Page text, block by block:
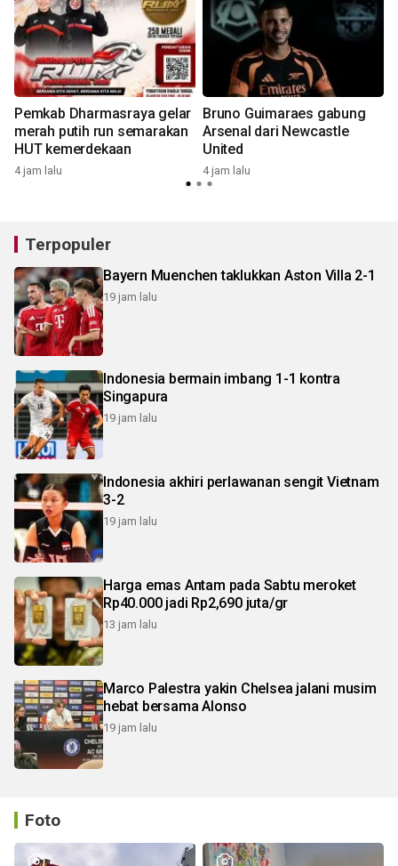
Pemkab Dharmasraya gelar
merah putih run semarakan
HUT kemerdekaan
4 jam lalu
Bruno Guimaraes gabung
Arsenal dari Newcastle
United
4 jam lalu
Terpopuler
Bayern Muenchen taklukkan Aston Villa 2-1
19 jam lalu
Indonesia bermain imbang 1-1 kontra
Singapura
19 jam lalu
Indonesia akhiri perlawanan sengit Vietnam
3-2
19 jam lalu
Harga emas Antam pada Sabtu meroket
Rp40.000 jadi Rp2,690 juta/gr
13 jam lalu
Marco Palestra yakin Chelsea jalani musim
hebat bersama Alonso
19 jam lalu
Foto